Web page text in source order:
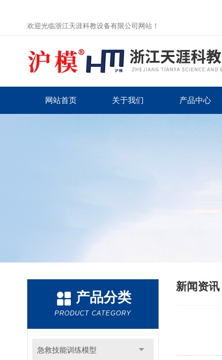
欢迎光临浙江天涯科教设备有限公司网站！
网站首页 关于我们 产品中心
产品分类
PRODUCT CATEGORY
急救技能训练模型
新闻资讯